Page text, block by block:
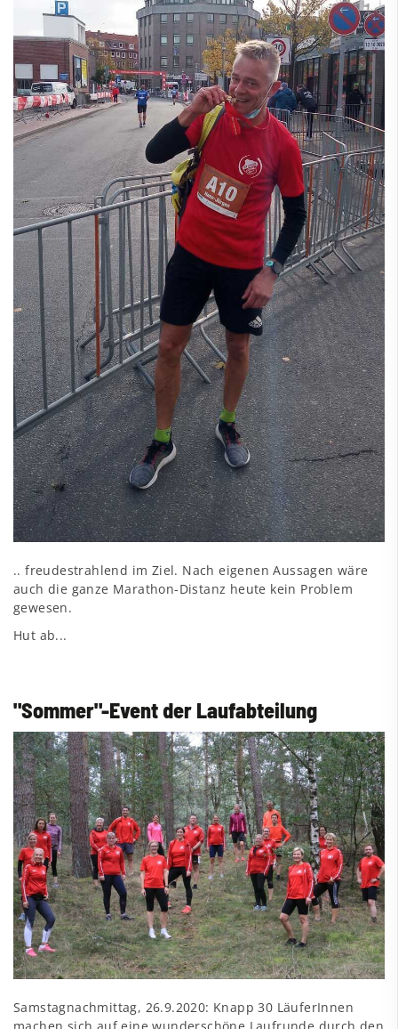
.. freudestrahlend im Ziel. Nach eigenen Aussagen wäre
auch die ganze Marathon-Distanz heute kein Problem
gewesen.
Hut ab...
"Sommer"-Event der Laufabteilung
Samstagnachmittag, 26.9.2020: Knapp 30 LäuferInnen